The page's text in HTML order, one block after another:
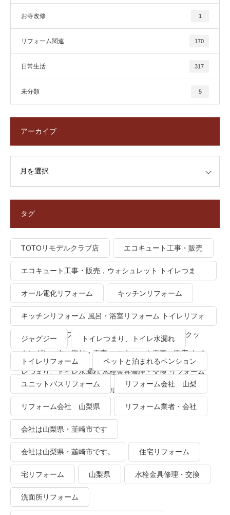
お寺改修 1
リフォーム関連 170
日常生活 317
未分類 5
アーカイブ
タグ
TOTOリモデルクラブ店 エコキュート工事・販売
エコキュート工事・販売，ウォシュレット トイレつま
り、トイレ水漏れ
オール電化リフォーム キッチンリフォーム
キッチンリフォーム 風呂・浴室リフォーム トイレリフォ
ーム 洗面所リフォーム オール電化リフォーム ＩＨクッ
キングヒーター取付・工事 エコキュート工事・販売 トイ
レつまり、トイレ水漏れ 水栓金具修理・交換 リフォーム
業者・会社 ＴＯＴＯリモデルクラブ
ジャグジー トイレつまり、トイレ水漏れ
トイレリフォーム ペットと泊まれるペンション
ユニットバスリフォーム リフォーム会社 山梨
リフォーム会社 山梨県 リフォーム業者・会社
会社は山梨県・韮崎市です
会社は山梨県・韮崎市です。 住宅リフォーム
宅リフォーム 山梨県 水栓金具修理・交換
洗面所リフォーム